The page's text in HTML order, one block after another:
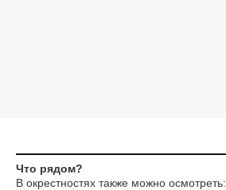
Что рядом?
В окрестностях также можно осмотреть: